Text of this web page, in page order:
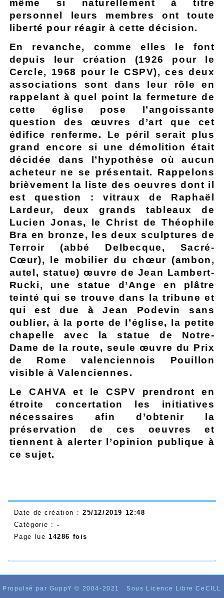
même si naturellement à titre
personnel leurs membres ont toute
liberté pour réagir à cette décision.
En revanche, comme elles le font
depuis leur création (1926 pour le
Cercle, 1968 pour le CSPV), ces deux
associations sont dans leur rôle en
rappelant à quel point la fermeture de
cette église pose l’angoissante
question des œuvres d’art que cet
édifice renferme. Le péril serait plus
grand encore si une démolition était
décidée dans l’hypothèse où aucun
acheteur ne se présentait. Rappelons
brièvement la liste des oeuvres dont il
est question : vitraux de Raphaël
Lardeur, deux grands tableaux de
Lucien Jonas, le Christ de Théophile
Bra en bronze, les deux sculptures de
Terroir (abbé Delbecque, Sacré-
Cœur), le mobilier du chœur (ambon,
autel, statue) œuvre de Jean Lambert-
Rucki, une statue d’Ange en plâtre
teinté qui se trouve dans la tribune et
qui est due à Jean Podevin sans
oublier, à la porte de l’église, la petite
chapelle avec la statue de Notre-
Dame de la route, seule œuvre du Prix
de Rome valenciennois Pouillon
visible à Valenciennes.
Le CAHVA et le CSPV prendront en
étroite concertation les initiatives
nécessaires afin d’obtenir la
préservation de ces oeuvres et
tiennent à alerter l’opinion publique à
ce sujet.
Date de création : 25/12/2019 12:48
Catégorie : -
Page lue 14286 fois
Propulsé par GuppY© 2004-2021 Sous Licence Libre CeCILL